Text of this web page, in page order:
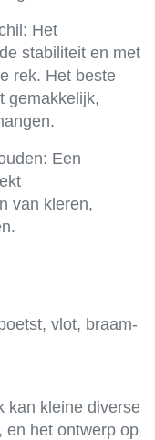
Het
stabiliteit en met
rek. Het beste
gemakkelijk,
Een
van kleren,
vlot, braam-
kan kleine diverse
en het ontwerp op